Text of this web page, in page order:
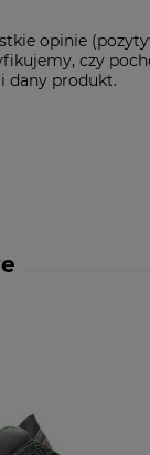
opinie
czy
dany produkt.